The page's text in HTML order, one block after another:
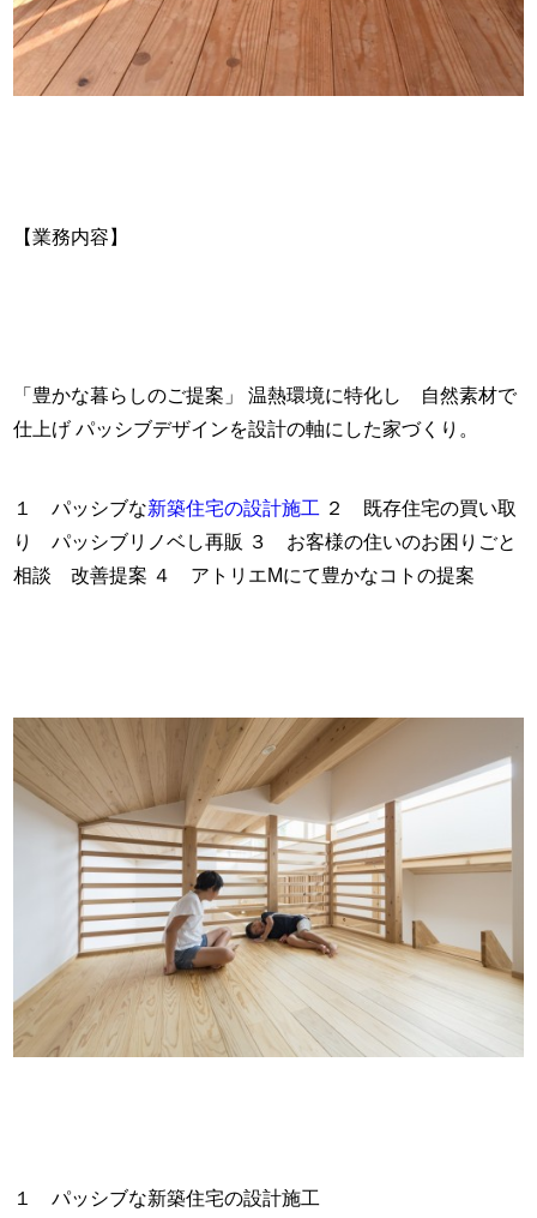
【業務内容】
「豊かな暮らしのご提案」 温熱環境に特化し 自然素材で
仕上げ パッシブデザインを設計の軸にした家づくり。
１ パッシブな新築住宅の設計施工 ２ 既存住宅の買い取
り パッシブリノベし再販 ３ お客様の住いのお困りごと
相談 改善提案 ４ アトリエMにて豊かなコトの提案
１ パッシブな新築住宅の設計施工